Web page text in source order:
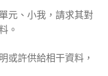
元、小我，請求其對
。
或許供給相干資料，